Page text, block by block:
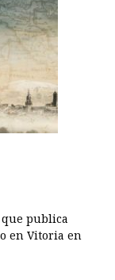
publica
en Vitoria en